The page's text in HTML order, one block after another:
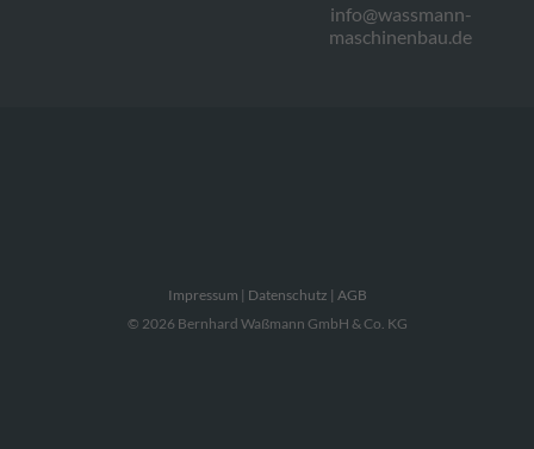
info@wassmann-
maschinenbau.de
Impressum | Datenschutz | AGB
© 2026 Bernhard Waßmann GmbH & Co. KG